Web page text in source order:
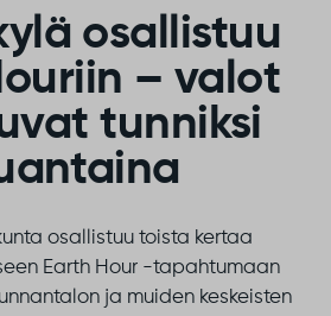
osallistuu
– valot
tunniksi
osallistuu toista kertaa
Earth Hour -tapahtumaan
ja muiden keskeisten